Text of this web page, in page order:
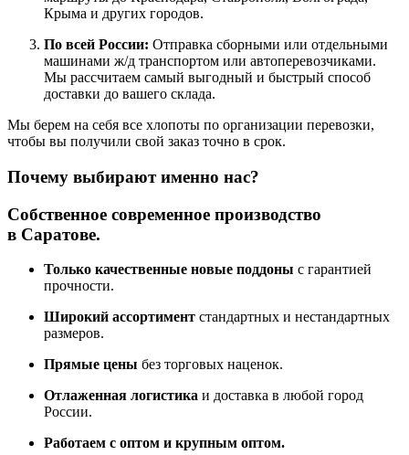
Крыма и других городов.
По всей России: Отправка сборными или отдельными
машинами ж/д транспортом или автоперевозчиками.
Мы рассчитаем самый выгодный и быстрый способ
доставки до вашего склада.
Мы берем на себя все хлопоты по организации перевозки,
чтобы вы получили свой заказ точно в срок.
Почему выбирают именно нас?
Собственное современное производство
в Саратове.
Только качественные новые поддоны с гарантией
прочности.
Широкий ассортимент стандартных и нестандартных
размеров.
Прямые цены без торговых наценок.
Отлаженная логистика и доставка в любой город
России.
Работаем с оптом и крупным оптом.